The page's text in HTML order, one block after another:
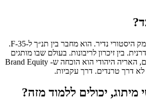
כי האריה הוא סמל עם עומק היסטורי נדיר. הוא מחבר בין תנ״ך ל-F-35.
בין זיכרון לריבונות. בעולם שבו מותגים
מחליפים לוגו כל חמש שנים, האריה היהודי הוא הוכחה ש- Brand Equity
לא דרך טרנדים. דרך עקביות.
מיתוג, יכולים ללמוד מזה?